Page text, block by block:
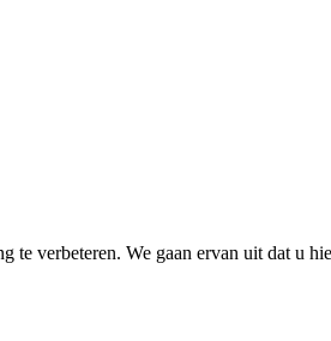
te verbeteren. We gaan ervan uit dat u